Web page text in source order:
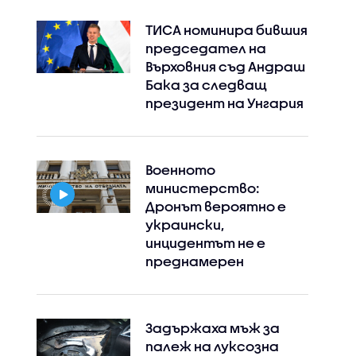
ТИСА номинира бившия
председател на
Върховния съд Андраш
Бака за следващ
президент на Унгария
Военното
министерство:
Дронът вероятно е
украински,
инцидентът не е
преднамерен
Задържаха мъж за
палеж на луксозна